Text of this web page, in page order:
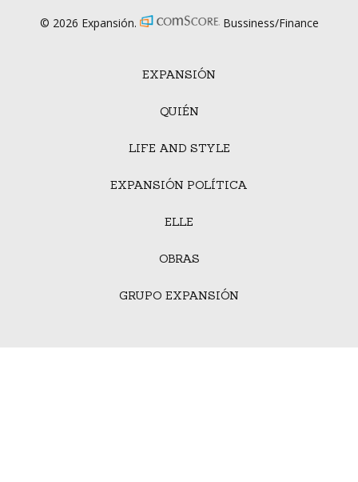
EXPANSIÓN
QUIÉN
LIFE AND STYLE
EXPANSIÓN POLÍTICA
ELLE
OBRAS
GRUPO EXPANSIÓN
© 2026 Expansión. Bussiness/Finance